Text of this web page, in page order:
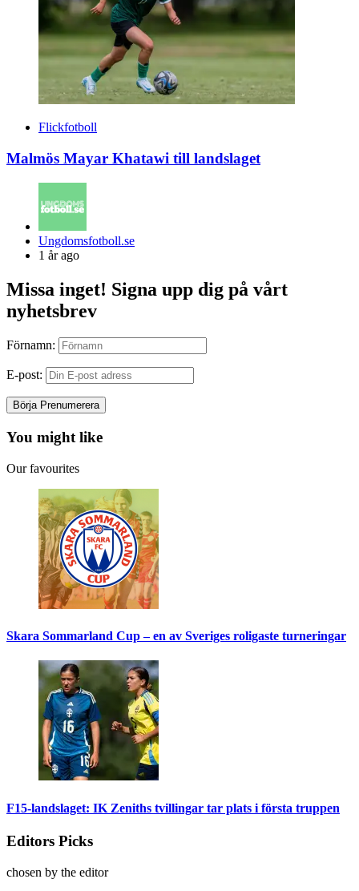
Flickfotboll
Malmös Mayar Khatawi till landslaget
Posted
by
Ungdomsfotboll.se
1 år ago
Missa inget! Signa upp dig på vårt
nyhetsbrev
Förnamn:
E-post:
You might like
Our favourites
Skara Sommarland Cup – en av Sveriges roligaste turneringar
F15-landslaget: IK Zeniths tvillingar tar plats i första truppen
Editors Picks
chosen by the editor